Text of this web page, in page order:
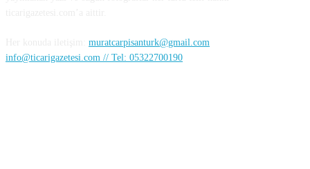
muratcarpisanturk@gmail.com
info@ticarigazetesi.com // Tel: 05322700190